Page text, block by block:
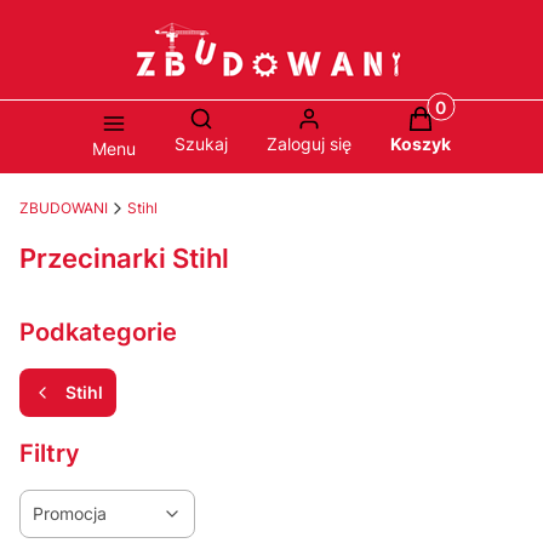
Menu
Otwórz wyszukiwarkę
Szukaj Zaloguj się
Produkty w
Koszyk
ZBUDOWANI Stihl
Przecinarki Stihl
Podkategorie
Stihl
Filtry
Promocja